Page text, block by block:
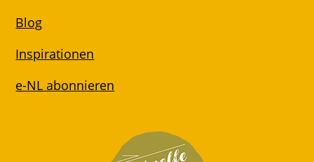
Blog
Inspirationen
e-NL abonnieren